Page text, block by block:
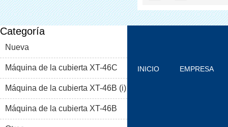
Categoría
Nueva
Máquina de la cubierta XT-46C
Máquina de la cubierta XT-46B (i)
Máquina de la cubierta XT-46B
INICIO EMPRESA